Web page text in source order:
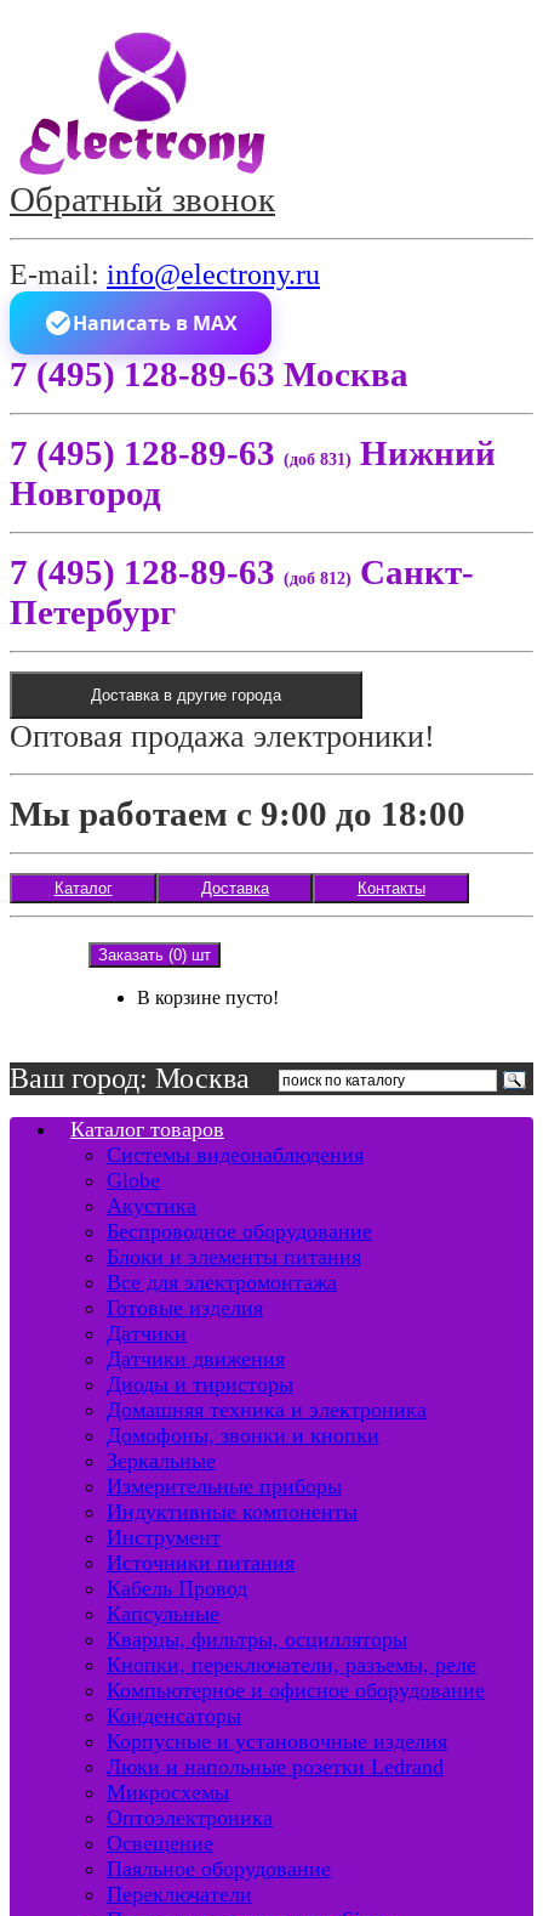
Обратный звонок
E-mail: info@electrony.ru
Написать в MAX
7 (495) 128-89-63 Москва
7 (495) 128-89-63 (доб 831) Нижний
Новгород
7 (495) 128-89-63 (доб 812) Санкт-
Петербург
Доставка в другие города
Оптовая продажа электроники!
Мы работаем с 9:00 до 18:00
Каталог Доставка Контакты
Заказать (0) шт
В корзине пусто!
Ваш город: Москва
Каталог товаров
Системы видеонаблюдения
Globe
Акустика
Беспроводное оборудование
Блоки и элементы питания
Все для электромонтажа
Готовые изделия
Датчики
Датчики движения
Диоды и тиристоры
Домашняя техника и электроника
Домофоны, звонки и кнопки
Зеркальные
Измерительные приборы
Индуктивные компоненты
Инструмент
Источники питания
Кабель Провод
Капсульные
Кварцы, фильтры, осцилляторы
Кнопки, переключатели, разъемы, реле
Компьютерное и офисное оборудование
Конденсаторы
Корпусные и установочные изделия
Люки и напольные розетки Ledrand
Микросхемы
Оптоэлектроника
Освещение
Паяльное оборудование
Переключатели